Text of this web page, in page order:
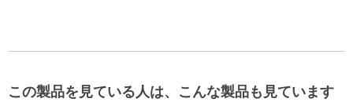
この製品を見ている人は、こんな製品も見ています